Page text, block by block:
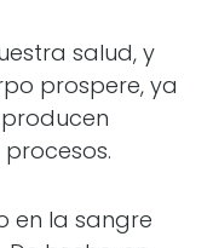
salud, y
prospere, ya
en la sangre